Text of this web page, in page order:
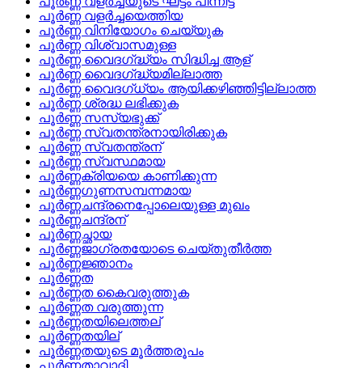
പൂര്‍ണ്ണ വളര്‍ച്ചയെത്തിയ
പൂര്‍ണ്ണ വിനിയോഗം ചെയ്യുക
പൂര്‍ണ്ണ വിശ്വാസമുള്ള
പൂര്‍ണ്ണ വൈദഗ്‌ദ്ധ്യം സിദ്ധിച്ച ആള്
പൂര്‍ണ്ണ വൈദഗ്‌ദ്ധ്യമില്ലാത്ത
പൂര്‍ണ്ണ വൈദഗ്‌ധ്യം ആയിക്കഴിഞ്ഞിട്ടില്ലാത്ത
പൂര്‍ണ്ണ ശ്രദ്ധ ലഭിക്കുക
പൂര്‍ണ്ണ സസ്യഭുക്ക്
പൂര്‍ണ്ണ സ്വതന്ത്രനായിരിക്കുക
പൂര്‍ണ്ണ സ്വതന്ത്രന്
പൂര്‍ണ്ണ സ്വസ്ഥമായ
പൂര്‍ണ്ണക്രിയയെ കാണിക്കുന്ന
പൂര്‍ണ്ണഗുണസമ്പന്നമായ
പൂര്‍ണ്ണചന്ദ്രനെപ്പോലെയുള്ള മുഖം
പൂര്‍ണ്ണചന്ദ്രന്
പൂര്‍ണ്ണച്ഛായ
പൂര്‍ണ്ണജാഗ്രതയോടെ ചെയ്‌തുതീര്‍ത്ത
പൂര്‍ണ്ണജ്ഞാനം
പൂര്‍ണ്ണത
പൂര്‍ണ്ണത കൈവരുത്തുക
പൂര്‍ണ്ണത വരുത്തുന്ന
പൂര്‍ണ്ണതയിലെത്തല്
പൂര്‍ണ്ണതയില്
പൂര്‍ണ്ണതയുടെ മൂര്‍ത്തരൂപം